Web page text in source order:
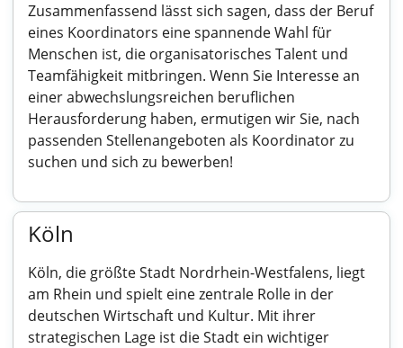
Zusammenfassend lässt sich sagen, dass der Beruf
eines Koordinators eine spannende Wahl für
Menschen ist, die organisatorisches Talent und
Teamfähigkeit mitbringen. Wenn Sie Interesse an
einer abwechslungsreichen beruflichen
Herausforderung haben, ermutigen wir Sie, nach
passenden Stellenangeboten als Koordinator zu
suchen und sich zu bewerben!
Köln
Köln, die größte Stadt Nordrhein-Westfalens, liegt
am Rhein und spielt eine zentrale Rolle in der
deutschen Wirtschaft und Kultur. Mit ihrer
strategischen Lage ist die Stadt ein wichtiger